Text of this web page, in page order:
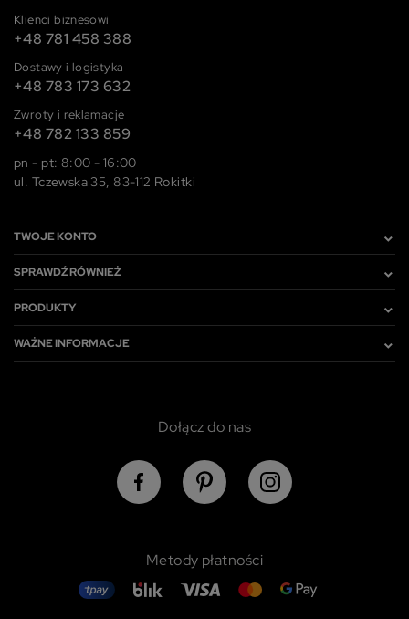
Klienci biznesowi
+48 781 458 388
Dostawy i logistyka
+48 783 173 632
Zwroty i reklamacje
+48 782 133 859
pn - pt: 8:00 - 16:00
ul. Tczewska 35, 83-112 Rokitki
TWOJE KONTO
SPRAWDŹ RÓWNIEŻ
PRODUKTY
WAŻNE INFORMACJE
Dołącz do nas
Metody płatności